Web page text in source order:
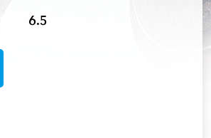
6.5